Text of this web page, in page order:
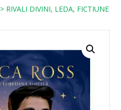
> RIVALI DIVINI, LEDA, FICTIUNE